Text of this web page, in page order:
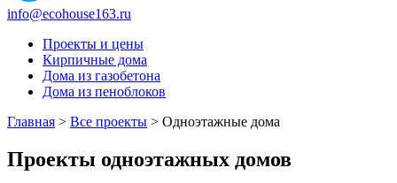
info@ecohouse163.ru
Проекты и цены
Кирпичные дома
Дома из газобетона
Дома из пеноблоков
Главная > Все проекты > Одноэтажные дома
Проекты одноэтажных домов